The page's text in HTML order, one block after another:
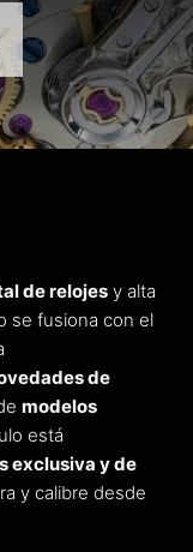
de relojes y alta
se fusiona con el
de
modelos
está
exclusiva y de
y calibre desde